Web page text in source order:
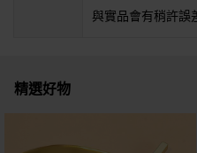
與實品會有稍許誤
精選好物